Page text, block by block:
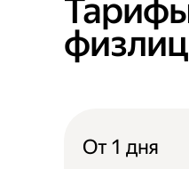
физлиц
От 1 дня